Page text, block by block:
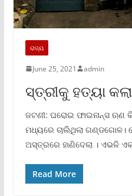
ରାଜ୍ୟ
June 25, 2021 admin
ସ୍ତ୍ରୀକୁ ହତ୍ୟା
ଜଟଣୀ: ଘରୋଇ ଫାଇନାନ୍ସ ଋଣ
ମଧ୍ୟରେ ଚାଲିଥିଲା ଗଣ୍ଡଗୋଳ।
ଅସ୍ତ୍ରରେ ହାଣିଦେଲା । ଏଭଳି
Read More